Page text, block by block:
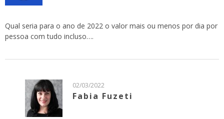
Qual seria para o ano de 2022 o valor mais ou menos por dia por
pessoa com tudo incluso….
02/03/2022
Fabia Fuzeti